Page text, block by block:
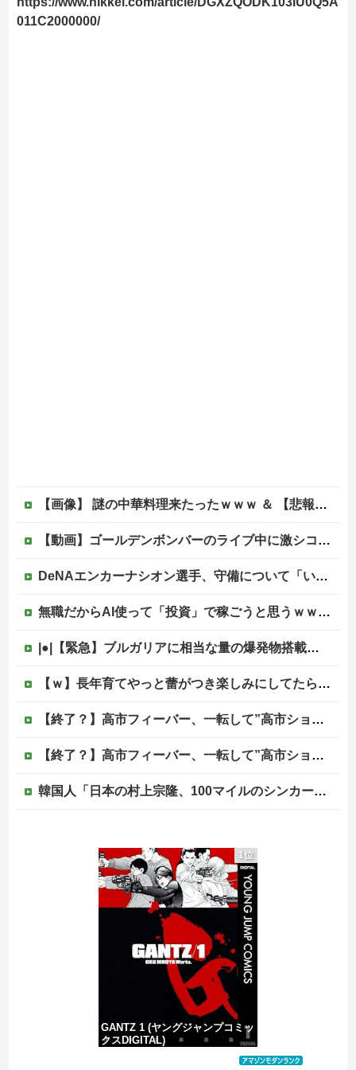
011C2000000/
【画像】 謎の中華料理来たったｗｗｗ ＆ 【悲報】近所の謎の台湾料理屋、遂に値上げ
【動画】ゴールデンボンバーのライブ中に激シコ女さんが乱入してしまうｗｗｗｗｗ
DeNAエンカーナシオン選手、守備について「いくら得点しても、エラーを重ねれば逆転されてしまう。そういう意味から自分にとっては、打撃よりも守備の方が大事」
無職だからAI使って「投資」で稼ごうと思うｗｗｗｗｗ他
|●|【緊急】ブルガリアに相当な量の爆発物搭載したドローンが侵入！ルーマニア国境付近で爆発「おいウクライナ軍がよく使う機種だぞ」
【ｗ】長年育てやっと蕾がつき楽しみにしてたら動物の死肉に擬態（外観・腐肉臭）する花が！
【終了？】高市フィーバー、一転して”高市ショック”へ…支持率も市場も急降下ｗｗｗｗｗｗｗｗ
【終了？】高市フィーバー、一転して”高市ショック”へ…支持率も市場も急降下ｗｗｗｗｗｗｗｗ
韓国人「日本の村上宗隆、100マイルのシンカーを逆方向に・・・2戦連発の26号ソロホームラン」→「羨ましすぎる 韓国はこんな打者がいなのか」「ア...
マスゴミ「韓国大統領の公用車は6000万円で安全装備！」「高市の公用車は3000万円で贅沢！」
避難所に土足でズカズカと入ってきて勝手に動画や写真を撮影したメディア取材陣、挙句の果てに要求してきたのは……
被災者で湧き水が有難い「土葬は絶対にダメだ】
1位
GANTZ 1 (ヤングジャンプコミッ
クスDIGITAL)
価格：¥617